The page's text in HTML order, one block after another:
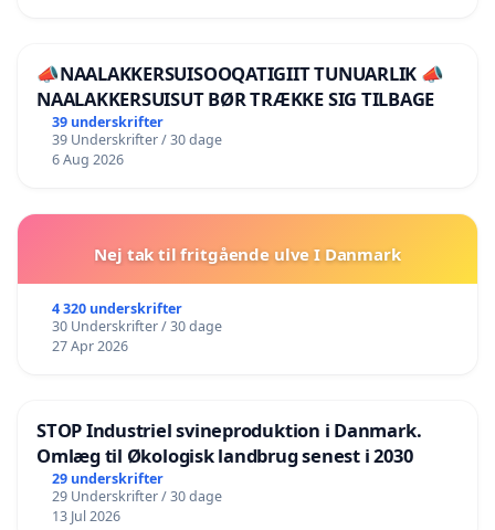
📣NAALAKKERSUISOOQATIGIIT TUNUARLIK 📣
NAALAKKERSUISUT BØR TRÆKKE SIG TILBAGE
39 underskrifter
39 Underskrifter / 30 dage
6 Aug 2026
Nej tak til fritgående ulve I Danmark
4 320 underskrifter
30 Underskrifter / 30 dage
27 Apr 2026
STOP Industriel svineproduktion i Danmark.
Omlæg til Økologisk landbrug senest i 2030
29 underskrifter
29 Underskrifter / 30 dage
13 Jul 2026